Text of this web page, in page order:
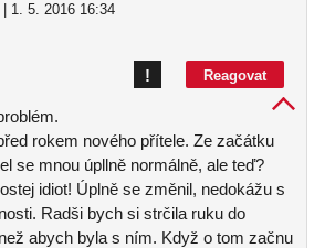
| 1. 5. 2016 16:34
Reagovat
!
rokem nového přítele. Ze začátku
se mnou úpllně normálně, ale teď?
idiot! Úplně se změnil, nedokážu s
Radši bych si strčila ruku do
abych byla s ním. Když o tom začnu